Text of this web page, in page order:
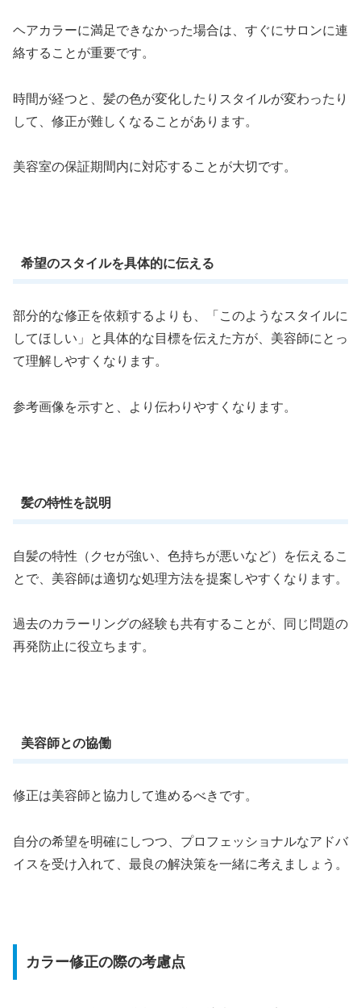
ヘアカラーに満足できなかった場合は、すぐにサロンに連
絡することが重要です。
時間が経つと、髪の色が変化したりスタイルが変わったり
して、修正が難しくなることがあります。
美容室の保証期間内に対応することが大切です。
希望のスタイルを具体的に伝える
部分的な修正を依頼するよりも、「このようなスタイルに
してほしい」と具体的な目標を伝えた方が、美容師にとっ
て理解しやすくなります。
参考画像を示すと、より伝わりやすくなります。
髪の特性を説明
自髪の特性（クセが強い、色持ちが悪いなど）を伝えるこ
とで、美容師は適切な処理方法を提案しやすくなります。
過去のカラーリングの経験も共有することが、同じ問題の
再発防止に役立ちます。
美容師との協働
修正は美容師と協力して進めるべきです。
自分の希望を明確にしつつ、プロフェッショナルなアドバ
イスを受け入れて、最良の解決策を一緒に考えましょう。
カラー修正の際の考慮点